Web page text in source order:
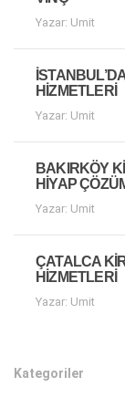
Yazar: Umit
HIZMETLERI
Yazar: Umit
BAKIRKÖY
HIYAP
Yazar: Umit
ÇATALCA
HIZMETLERI
Yazar: Umit
Kategoriler